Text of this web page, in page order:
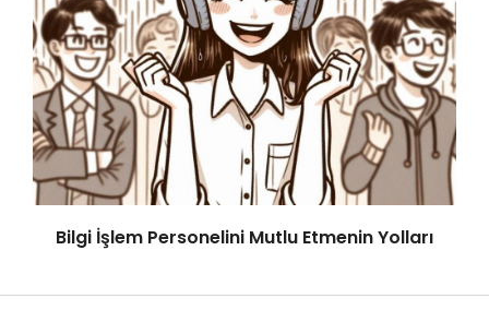
Bilgi İşlem Personelini Mutlu Etmenin Yolları